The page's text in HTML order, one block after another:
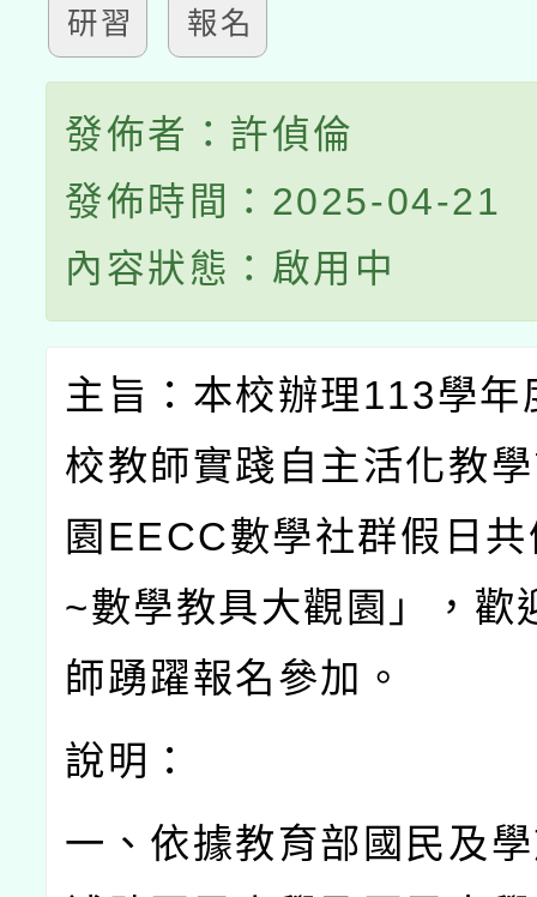
研習 報名
發佈者：許偵倫
發佈時間：2025-04-21
內容狀態：啟用中
主旨：本校辦理113學年
校教師實踐自主活化教
園 EECC數學社群假日
~數學教具大觀園」，歡
師踴躍報名參加。
說明：
一、依據教育部國民及